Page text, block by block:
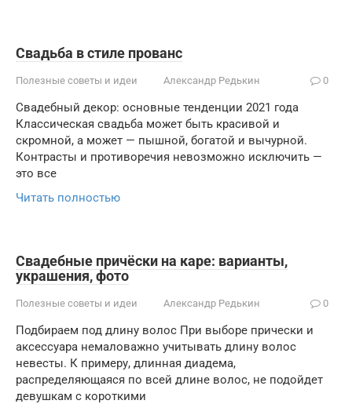
Свадьба в стиле прованс
Полезные советы и идеи Александр Редькин 0
Свадебный декор: основные тенденции 2021 года
Классическая свадьба может быть красивой и
скромной, а может — пышной, богатой и вычурной.
Контрасты и противоречия невозможно исключить —
это все
Читать полностью
Свадебные причёски на каре: варианты,
украшения, фото
Полезные советы и идеи Александр Редькин 0
Подбираем под длину волос При выборе прически и
аксессуара немаловажно учитывать длину волос
невесты. К примеру, длинная диадема,
распределяющаяся по всей длине волос, не подойдет
девушкам с короткими